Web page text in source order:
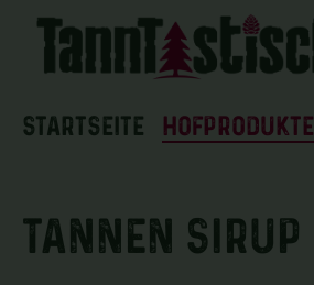
Hauptinhalt springen
Zur Suche springen
Zur Hauptnavigation springen
Startseite HOFPRODUKTE
Tannen Sirup